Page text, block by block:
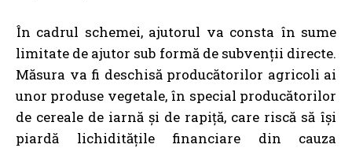
În cadrul schemei, ajutorul va consta în sume
limitate de ajutor sub formă de subvenții directe.
Măsura va fi deschisă producătorilor agricoli ai
unor produse vegetale, în special producătorilor
de cereale de iarnă și de rapiță, care riscă să își
piardă lichiditățile financiare din cauza